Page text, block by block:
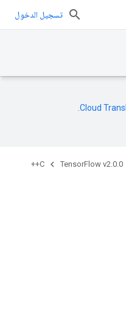
تسجيل الدخول
Cloud
TensorFlow v2.0.0
C++